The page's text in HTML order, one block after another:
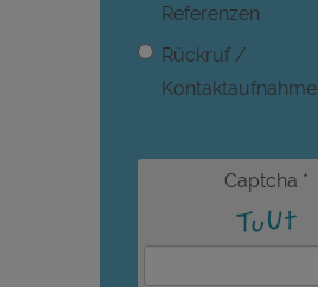
Referenzen
Rückruf /
Kontaktaufnahme
Captcha *